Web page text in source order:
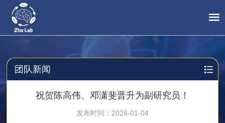
团队新闻
祝贺陈高伟、邓潇斐晋升为副研究员！
发布时间：2026-01-04